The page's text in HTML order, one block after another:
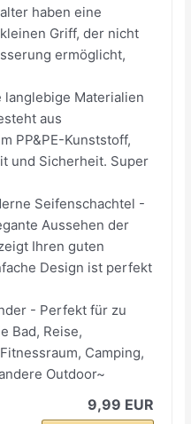
haben eine
Griff, der nicht
ermöglicht,
Materialien
aus
PP&PE-Kunststoff,
und Sicherheit. Super
Seifenschachtel -
Aussehen der
Ihren guten
Design ist perfekt
- Perfekt für zu
Bad, Reise,
Camping,
Outdoor~
9,99 EUR